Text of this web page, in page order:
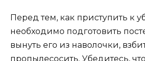
Перед тем, как приступить к
необходимо подготовить
вынуть его из наволочки,
пропылесосить. Убедитесь,